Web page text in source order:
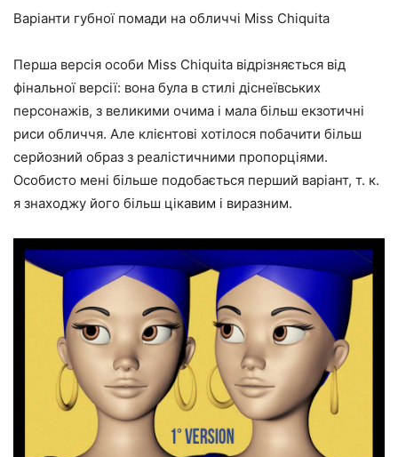
Варіанти губної помади на обличчі Miss Chiquita
Перша версія особи Miss Chiquita відрізняється від
фінальної версії: вона була в стилі діснеївських
персонажів, з великими очима і мала більш екзотичні
риси обличчя. Але клієнтові хотілося побачити більш
серйозний образ з реалістичними пропорціями.
Особисто мені більше подобається перший варіант, т. к.
я знаходжу його більш цікавим і виразним.